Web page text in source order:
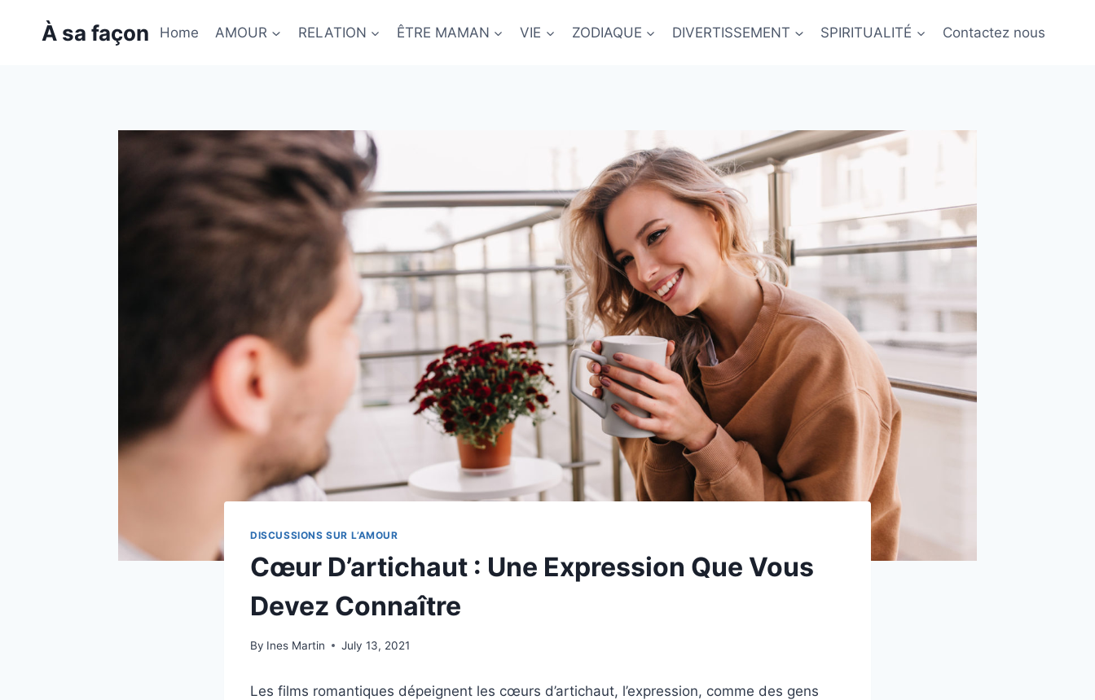
À sa façon Home AMOUR RELATION ÊTRE MAMAN VIE ZODIAQUE DIVERTISSEMENT SPIRITUALITÉ Contactez nous
DISCUSSIONS SUR L’AMOUR
Cœur D’artichaut : Une Expression Que Vous
Devez Connaître
By Ines Martin July 13, 2021
Les films romantiques dépeignent les cœurs d’artichaut, l’expression, comme des gens